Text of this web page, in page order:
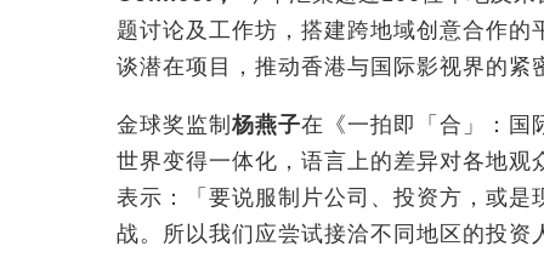
题讨论及工作坊，搭建跨地域创意合作
谈潜在项目，推动香港与国际影视界的
金球奖监制杨燕子在《一拍即「合 」
：
世界变得一体化，语言上的差异对各地观
表示：「要说服制片公司、投资方，或
战。所以我们应尝试接洽不同地区的投